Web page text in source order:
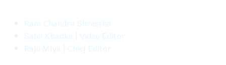
Ram Chandra Shrestha
Sahil Khadka | Video Editor
Raju Miya | Chief Editor